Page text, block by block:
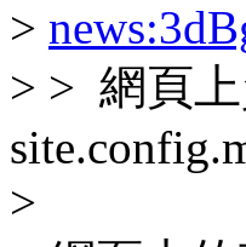
>
> > 網頁
>